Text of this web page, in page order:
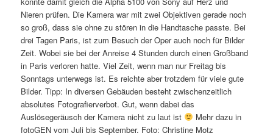
Nieren prüfen. Die Kamera war mit zwei Objektiven gerade noch
so groß, dass sie ohne zu stören in die Handtasche passte. Bei
drei Tagen Paris, ist zum Besuch der Oper auch noch für Bilder
Zeit. Wobei sie bei der Anreise 4 Stunden durch einen Großband
in Paris verloren hatte. Viel Zeit, wenn man nur Freitag bis
Sonntags unterwegs ist. Es reichte aber trotzdem für viele gute
Bilder. Tipp: In diversen Gebäuden besteht zwischenzeitlich
absolutes Fotografierverbot. Gut, wenn dabei das
Auslösegeräusch der Kamera nicht zu laut ist
Mehr dazu in
fotoGEN vom Juli bis September. Foto: Christine Motz